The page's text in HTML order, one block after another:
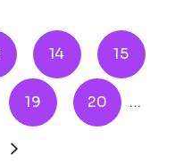
14 15
19 20 ...